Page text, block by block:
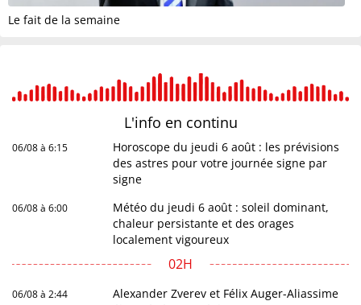
Le fait de la semaine
L'info en continu
06/08 à 6:15
Horoscope du jeudi 6 août : les prévisions
des astres pour votre journée signe par
signe
06/08 à 6:00
Météo du jeudi 6 août : soleil dominant,
chaleur persistante et des orages
localement vigoureux
02H
06/08 à 2:44
Alexander Zverev et Félix Auger-Aliassime